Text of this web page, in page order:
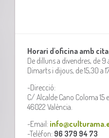
Horari d'oficina amb
De dilluns a divendres, de 9
Dimarts i dijous, de 15,30 a
-Direcció:
C/ Alcalde Cano Coloma 15
46022 València.
-Email:
-Telèfon: 96 379 94 73